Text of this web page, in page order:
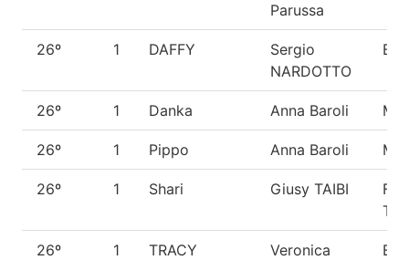
Parussa
26º 1 DAFFY
Sergio
NARDOTTO
26º 1 Danka Anna Baroli
26º 1 Pippo Anna Baroli
26º 1 Shari Giusy TAIBI
Fox
26º 1 TRACY
Veronica